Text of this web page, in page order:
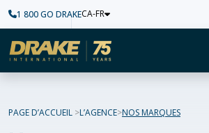
1 800 GO DRAKECA-FR
Accueil
PAGE D’ACCUEIL L’AGENCE NOS MARQUES